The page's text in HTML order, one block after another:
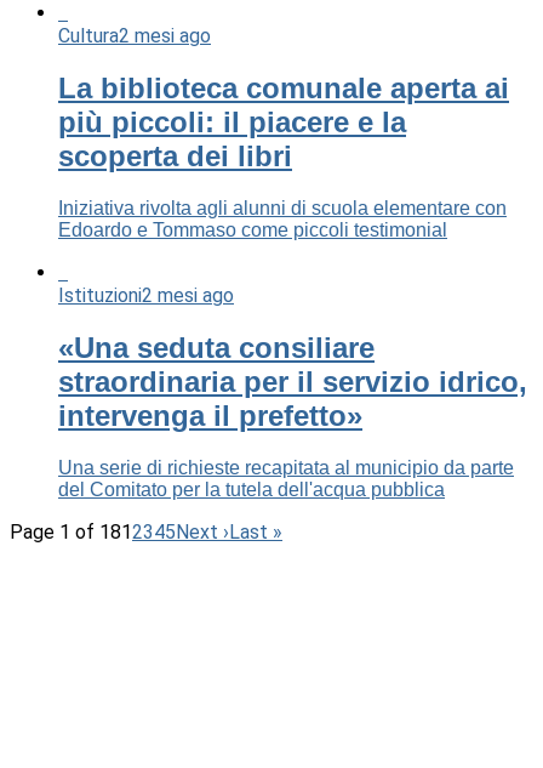
Cultura2 mesi ago
La biblioteca comunale aperta ai
più piccoli: il piacere e la
scoperta dei libri
Iniziativa rivolta agli alunni di scuola elementare con
Edoardo e Tommaso come piccoli testimonial
Istituzioni2 mesi ago
«Una seduta consiliare
straordinaria per il servizio idrico,
intervenga il prefetto»
Una serie di richieste recapitata al municipio da parte
del Comitato per la tutela dell'acqua pubblica
Page 1 of 1812345Next ›Last »